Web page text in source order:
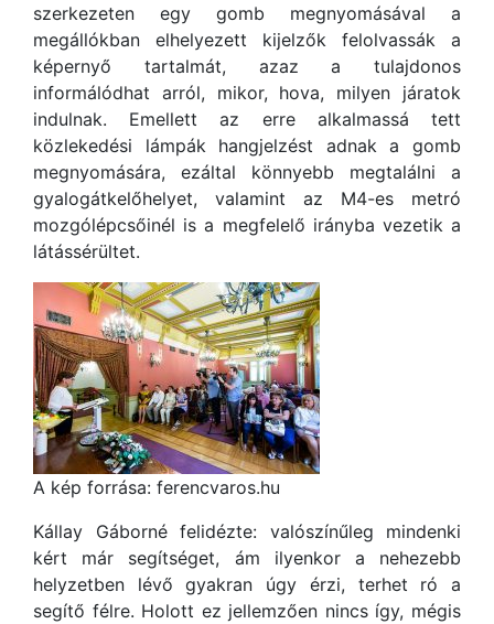
szerkezeten egy gomb megnyomásával a
megállókban elhelyezett kijelzők felolvassák a
képernyő tartalmát, azaz a tulajdonos
informálódhat arról, mikor, hova, milyen járatok
indulnak. Emellett az erre alkalmassá tett
közlekedési lámpák hangjelzést adnak a gomb
megnyomására, ezáltal könnyebb megtalálni a
gyalogátkelőhelyet, valamint az M4-es metró
mozgólépcsőinél is a megfelelő irányba vezetik a
látássérültet.
A kép forrása: ferencvaros.hu
Kállay Gáborné felidézte: valószínűleg mindenki
kért már segítséget, ám ilyenkor a nehezebb
helyzetben lévő gyakran úgy érzi, terhet ró a
segítő félre. Holott ez jellemzően nincs így, mégis